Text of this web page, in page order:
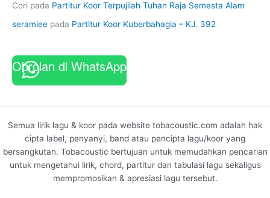
Cori pada Partitur Koor Terpujilah Tuhan Raja Semesta Alam
seramlee pada Partitur Koor Kuberbahagia – KJ. 392
Obrolan di WhatsApp
Semua lirik lagu & koor pada website tobacoustic.com adalah hak
cipta label, penyanyi, band atau pencipta lagu/koor yang
bersangkutan. Tobacoustic bertujuan untuk memudahkan pencarian
untuk mengetahui lirik, chord, partitur dan tabulasi lagu sekaligus
mempromosikan & apresiasi lagu tersebut.